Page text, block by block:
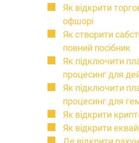
Як відкрити
офшорі
Як створити
повний посібник
Як підключити
процесинг для
Як підключити
процесинг для
Як відкрити
Як відкрити